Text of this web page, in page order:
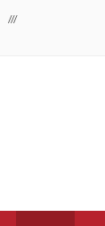
///